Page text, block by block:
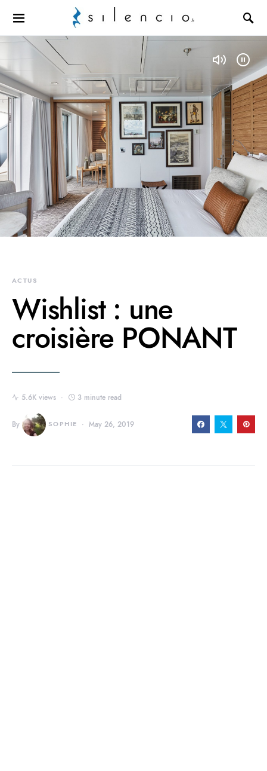
Search for:
ACTUS
Wishlist : une
croisière PONANT
5.6K views 3 minute read
By SOPHIE May 26, 2019